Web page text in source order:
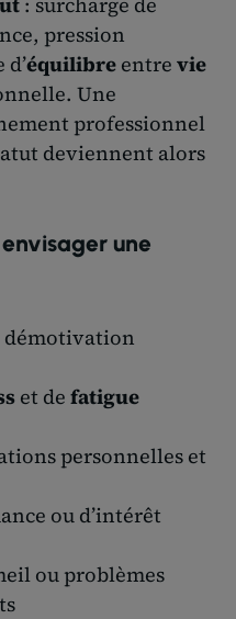
pression
équilibre entre vie
Une
professionnel
deviennent alors
une
et de fatigue
personnelles et
ou d’intérêt
ou problèmes